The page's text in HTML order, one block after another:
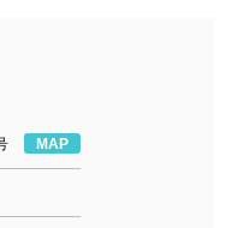
MAP